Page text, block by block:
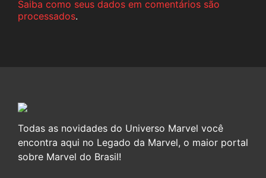
Saiba como seus dados em comentários são
processados.
Todas as novidades do Universo Marvel você
encontra aqui no Legado da Marvel, o maior portal
sobre Marvel do Brasil!